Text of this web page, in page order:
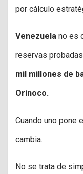
por cálculo
Venezuela no es
reservas
mil millones de
Orinoco.
Cuando uno pone
cambia.
No se trata de